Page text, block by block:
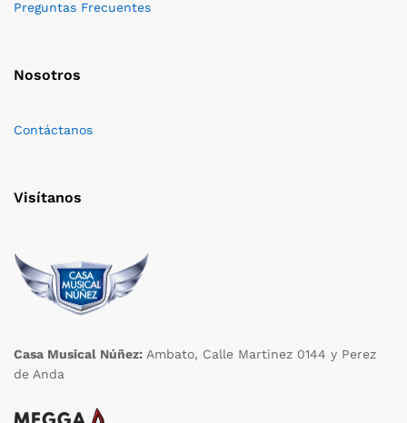
Preguntas Frecuentes
Nosotros
Contáctanos
Visítanos
Casa Musical Núñez: Ambato, Calle Martinez 0144 y Perez
de Anda